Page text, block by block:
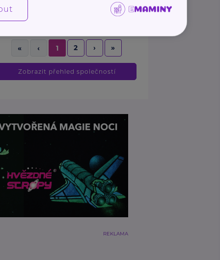
+420 605 244 772
houstecka.alena@gmail.com
« ‹ 1 2 › »
Zobrazit přehled společností
REKLAMA